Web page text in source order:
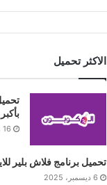
الاكثر تحميل
16 مارس، 2026
تحميل برنامج فلاش بلير للايباد 2026
6 ديسمبر، 2025